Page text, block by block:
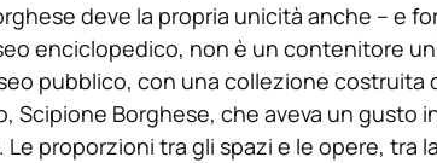
deve la propria unicità anche – e
enciclopedico, non è un contenitore
pubblico, con una collezione costruita
Scipione Borghese, che aveva un gusto
proporzioni tra gli spazi e le opere, tra